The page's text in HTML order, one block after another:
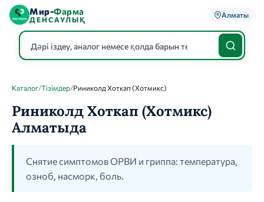
Мир-Фарма
ДЕНСАУЛЫҚ
Алматы
Каталог
Каталог/Тізімдер/Риниколд Хоткап (Хотмикс)
Риниколд Хоткап (Хотмикс)
Алматыда
Снятие симптомов ОРВИ и гриппа: температура,
озноб, насморк, боль.